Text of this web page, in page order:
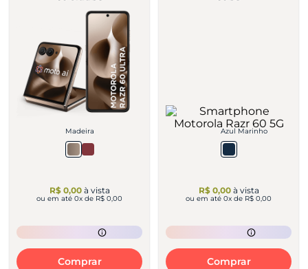
Madeira
R$ 0,00à vista
ou em até 0x de R$ 0,00
Comprar
Azul Marinho
R$ 0,00à vista
ou em até 0x de R$ 0,00
Comprar